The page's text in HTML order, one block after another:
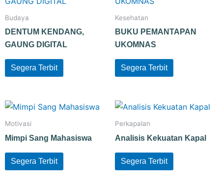
Budaya
DENTUM KENDANG,
GAUNG DIGITAL
Segera Terbit
Kesehatan
BUKU PEMANTAPAN
UKOMNAS
Segera Terbit
Motivasi
Mimpi Sang Mahasiswa
Segera Terbit
Perkapalan
Analisis Kekuatan Kapal
Segera Terbit